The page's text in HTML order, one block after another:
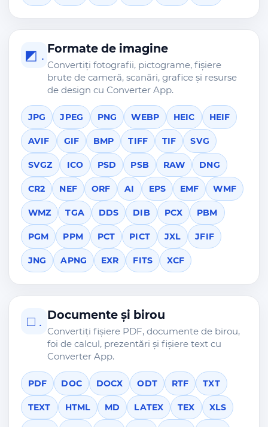
◩ . Formate de imagine
Convertiți fotografii, pictograme, fișiere
brute de cameră, scanări, grafice și resurse
de design cu Converter App.
JPG JPEG PNG WEBP HEIC HEIF
AVIF GIF BMP TIFF TIF SVG
SVGZ ICO PSD PSB RAW DNG
CR2 NEF ORF AI EPS EMF WMF
WMZ TGA DDS DIB PCX PBM
PGM PPM PCT PICT JXL JFIF
JNG APNG EXR FITS XCF
□ . Documente și birou
Convertiți fișiere PDF, documente de birou,
foi de calcul, prezentări și fișiere text cu
Converter App.
PDF DOC DOCX ODT RTF TXT
TEXT HTML MD LATEX TEX XLS